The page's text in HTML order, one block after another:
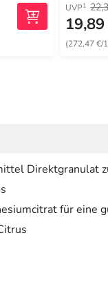
UVP1
(272,47 €/
Direktgranulat
für eine